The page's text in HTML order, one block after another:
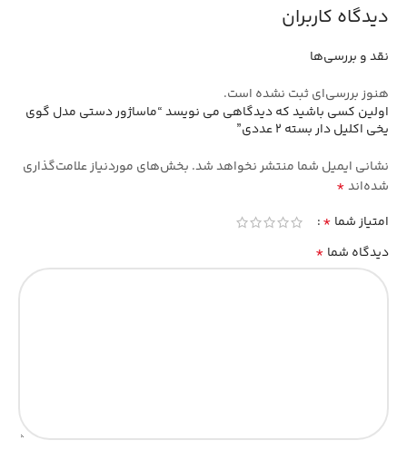
دیدگاه کاربران
نقد و بررسی‌ها
هنوز بررسی‌ای ثبت نشده است.
اولین کسی باشید که دیدگاهی می نویسد “ماساژور دستی مدل گوی
یخی اکلیل دار بسته 2 عددی”
نشانی ایمیل شما منتشر نخواهد شد. بخش‌های موردنیاز علامت‌گذاری
شده‌اند*
امتیاز شما *
دیدگاه شما *